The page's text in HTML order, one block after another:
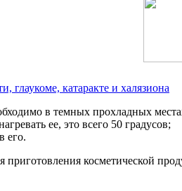
глаукоме, катаракте и халязиона
в темных прохладных
ее, это всего 50 градусов;
его.
приготовления косметической